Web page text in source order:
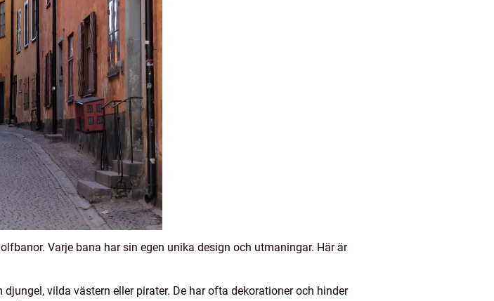
Varje bana har sin egen unika design och utmaningar. Här är
vilda västern eller pirater. De har ofta dekorationer och hinder